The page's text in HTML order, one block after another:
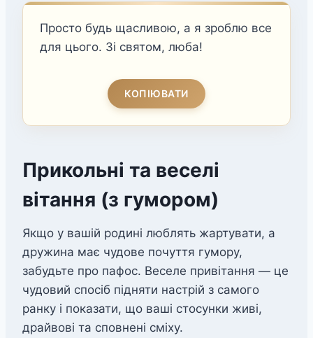
Просто будь щасливою, а я зроблю все
для цього. Зі святом, люба!
КОПІЮВАТИ
Прикольні та веселі
вітання (з гумором)
Якщо у вашій родині люблять жартувати, а
дружина має чудове почуття гумору,
забудьте про пафос. Веселе привітання — це
чудовий спосіб підняти настрій з самого
ранку і показати, що ваші стосунки живі,
драйвові та сповнені сміху.